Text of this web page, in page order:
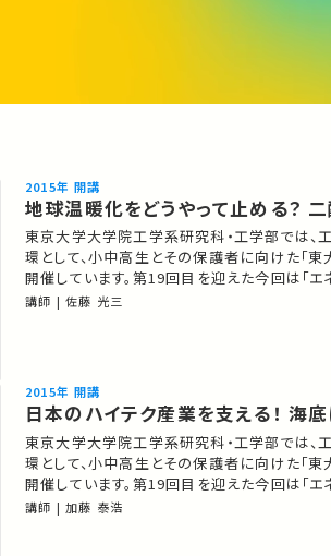
2015年 開講
地球温暖化をどうやって止める？
東京大学大学院工学系研究科・工学部では、
環として、小中高生とその保護者に向けた「東
開催しています。第19回目を迎えた今回は「
ア 」をテーマに講演・実験・ワークショップを開催しました。 00:34 三大エネ
講師 | 佐藤 光三
2015年 開講
日本のハイテク産業を支える！ 海
東京大学大学院工学系研究科・工学部では、
環として、小中高生とその保護者に向けた「東
開催しています。第19回目を迎えた今回は「
ア」をテーマに講演・実験・ワークショップを開催しました。
講師 | 加藤 泰浩